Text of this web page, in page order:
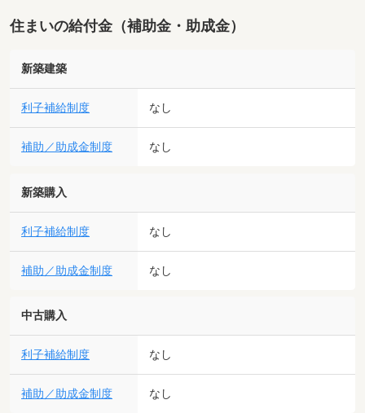
住まいの給付金（補助金・助成金）
新築建築
利子補給制度 なし
補助／助成金制度 なし
新築購入
利子補給制度 なし
補助／助成金制度 なし
中古購入
利子補給制度 なし
補助／助成金制度 なし